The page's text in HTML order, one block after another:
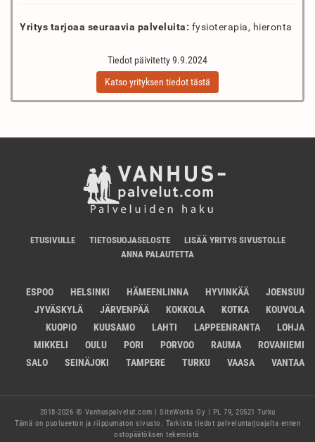
Yritys tarjoaa seuraavia palveluita: fysioterapia, hieronta
Tiedot päivitetty 9.9.2024
Katso yrityksen tiedot tästä
ETUSIVULLE TIETOSUOJASELOSTE
LISÄÄ YRITYS SIVUSTOLLE
ANNA PALAUTETTA
ESPOO HELSINKI HÄMEENLINNA HYVINKÄÄ
JOENSUU
JYVÄSKYLÄ
JÄRVENPÄÄ KOKKOLA KOTKA
KOUVOLA
KUOPIO
KUUSAMO LAHTI LAPPEENRANTA
LOHJA
MIKKELI
OULU PORI PORVOO RAUMA
ROVANIEMI
SALO
SEINÄJOKI TAMPERE TURKU VAASA VANTAA
2018-2026 © Vanhuspalvelut.com | SiteWorks Oy | PL 79, 20521 Turku
Tämä on puolueeton ja riippumaton sivusto. Tarkista tiedot palveluntarjoajalta ennen
ostopäätöksen tekemistä.